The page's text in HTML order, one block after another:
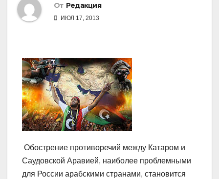
От Редакция
ИЮЛ 17, 2013
Обострение противоречий между Катаром и
Саудовской Аравией, наиболее проблемными
для России арабскими странами, становится